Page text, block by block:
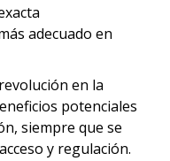
adecuado en
en la
potenciales
siempre que se
y regulación.